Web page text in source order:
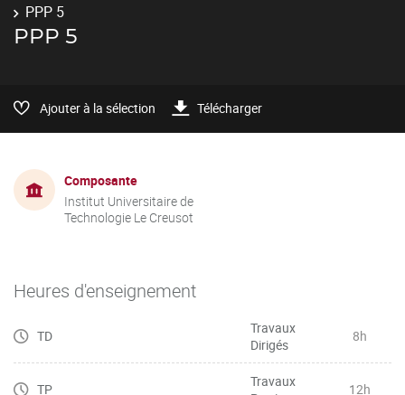
PPP 5
PPP 5
Ajouter à la sélection Télécharger
Composante
Institut Universitaire de
Technologie Le Creusot
Heures d'enseignement
TD
Travaux
Dirigés
8h
TP
Travaux
12h